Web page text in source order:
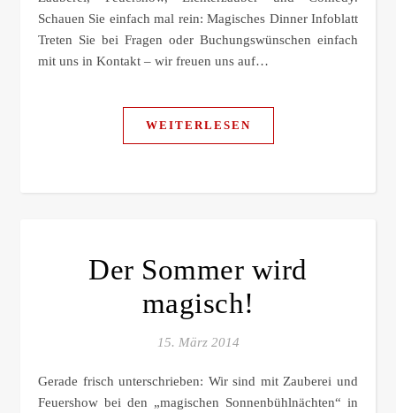
Schauen Sie einfach mal rein: Magisches Dinner Infoblatt
Treten Sie bei Fragen oder Buchungswünschen einfach
mit uns in Kontakt – wir freuen uns auf…
WEITERLESEN
Der Sommer wird
magisch!
15. März 2014
Gerade frisch unterschrieben: Wir sind mit Zauberei und
Feuershow bei den „magischen Sonnenbühlnächten“ in